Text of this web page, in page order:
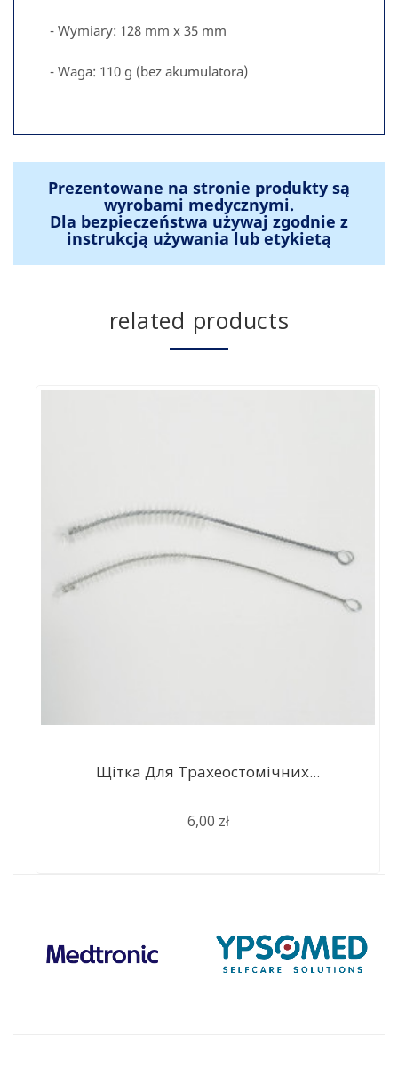
- Wymiary: 128 mm x 35 mm
- Waga: 110 g (bez akumulatora)
Prezentowane na stronie produkty są
wyrobami medycznymi.
Dla bezpieczeństwa używaj zgodnie z
instrukcją używania lub etykietą
related products
Щітка Для Трахеостомічних...
6,00 zł